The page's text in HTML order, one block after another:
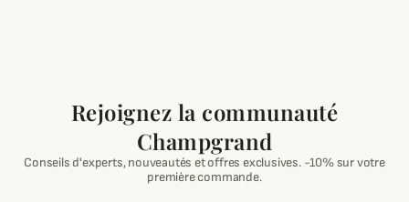
Rejoignez la communauté
Champgrand
Conseils d'experts, nouveautés et offres exclusives. -10% sur votre
première commande.